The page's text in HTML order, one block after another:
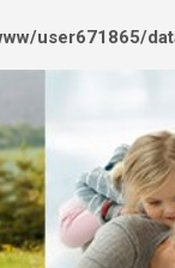
user671865/